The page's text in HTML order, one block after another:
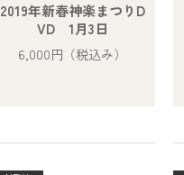
2019年新春神楽まつりD
VD 1月3日
6,000円 （税込み）